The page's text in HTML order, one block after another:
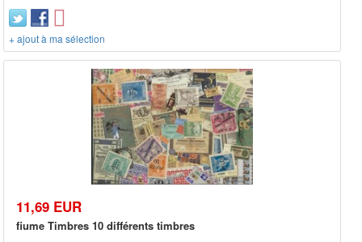
+ ajout à ma sélection
11,69 EUR
fiume Timbres 10 différents timbres